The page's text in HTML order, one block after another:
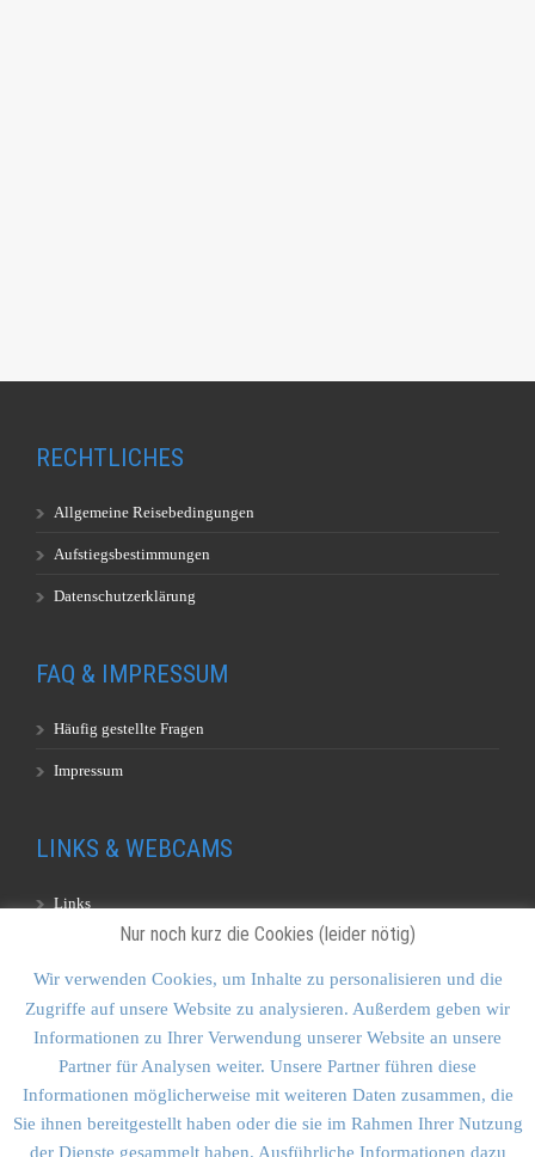
RECHTLICHES
Allgemeine Reisebedingungen
Aufstiegsbestimmungen
Datenschutzerklärung
FAQ & IMPRESSUM
Häufig gestellte Fragen
Impressum
LINKS & WEBCAMS
Links
KONTAKT & SITEMAP
Kontakt
Sitemap
Nur noch kurz die Cookies (leider nötig)
Wir verwenden Cookies, um Inhalte zu personalisieren und die
Zugriffe auf unsere Website zu analysieren. Außerdem geben wir
Informationen zu Ihrer Verwendung unserer Website an unsere
Partner für Analysen weiter. Unsere Partner führen diese
Informationen möglicherweise mit weiteren Daten zusammen, die
Sie ihnen bereitgestellt haben oder die sie im Rahmen Ihrer Nutzung
der Dienste gesammelt haben. Ausführliche Informationen dazu